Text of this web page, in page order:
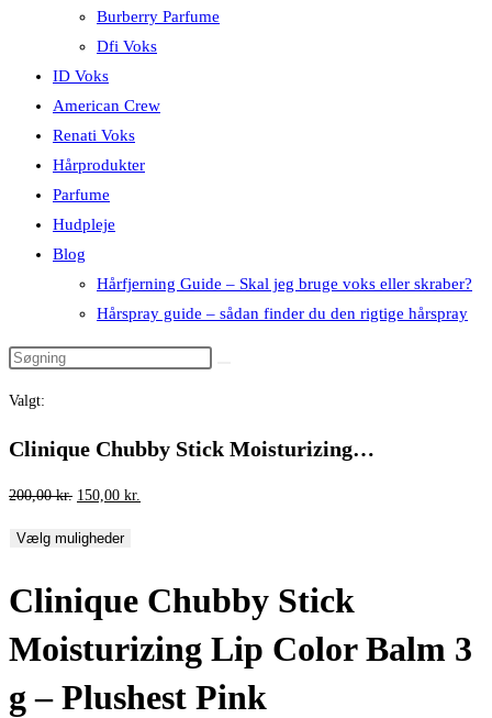
Burberry Parfume
Dfi Voks
ID Voks
American Crew
Renati Voks
Hårprodukter
Parfume
Hudpleje
Blog
Hårfjerning Guide – Skal jeg bruge voks eller skraber?
Hårspray guide – sådan finder du den rigtige hårspray
Valgt:
Clinique Chubby Stick Moisturizing…
200,00kr. Den
pris
200,00 kr..
150,00 kr.
150,00 kr..
Vælg muligheder
Clinique Chubby Stick
Moisturizing Lip Color Balm 3
g – Plushest Pink